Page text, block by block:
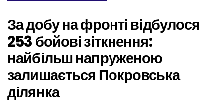
За добу на фронті відбулося
253 бойові зіткнення:
найбільш напруженою
залишається Покровська
ділянка